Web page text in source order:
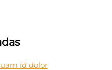
id dolor